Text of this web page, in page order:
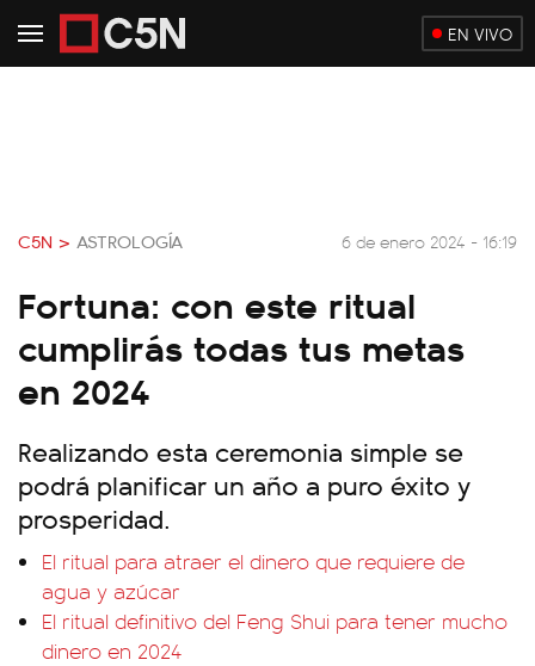
EN VIVO
C5N > ASTROLOGÍA 6 de enero 2024 - 16:19
Fortuna: con este ritual
cumplirás todas tus metas
en 2024
Realizando esta ceremonia simple se
podrá planificar un año a puro éxito y
prosperidad.
El ritual para atraer el dinero que requiere de
agua y azúcar
El ritual definitivo del Feng Shui para tener mucho
dinero en 2024